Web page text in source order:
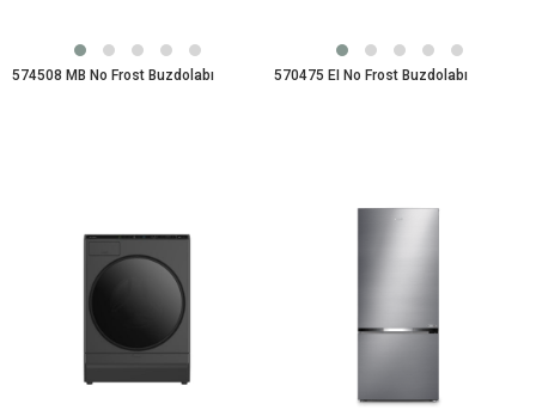
574508 MB No Frost Buzdolabı 570475 EI No Frost Buzdolabı